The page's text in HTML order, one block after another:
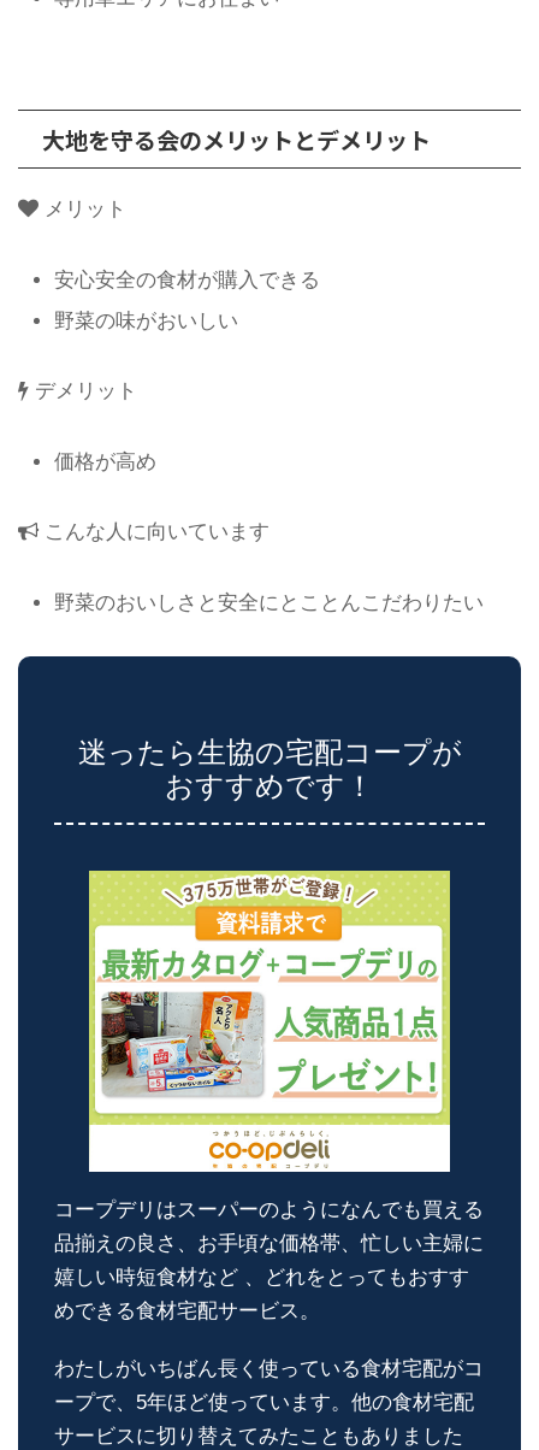
大地を守る会のメリットとデメリット
メリット
安心安全の食材が購入できる
野菜の味がおいしい
デメリット
価格が高め
こんな人に向いています
野菜のおいしさと安全にとことんこだわりたい
迷ったら生協の宅配コープが
おすすめです！
コープデリはスーパーのようになんでも買える
品揃えの良さ、お手頃な価格帯、忙しい主婦に
嬉しい時短食材など 、どれをとってもおすす
めできる食材宅配サービス。
わたしがいちばん長く使っている食材宅配がコ
ープで、5年ほど使っています。他の食材宅配
サービスに切り替えてみたこともありました